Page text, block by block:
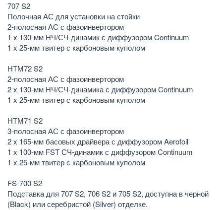
707 S2
Полочная АС для установки на стойки
2-полосная АС с фазоинвертором
1 x 130-мм НЧ/СЧ-динамик с диффузором Continuum
1 x 25-мм твитер с карбоновым куполом
HTM72 S2
2-полосная АС с фазоинвертором
2 x 130-мм НЧ/СЧ-динамика с диффузором Continuum
1 x 25-мм твитер с карбоновым куполом
HTM71 S2
3-полосная АС с фазоинвертором
2 x 165-мм басовых драйвера с диффузором Aerofoil
1 x 100-мм FST СЧ-динамик с диффузором Continuum
1 x 25-мм твитер с карбоновым куполом
FS-700 S2
Подставка для 707 S2, 706 S2 и 705 S2, доступна в черной
(Black) или серебристой (Silver) отделке.